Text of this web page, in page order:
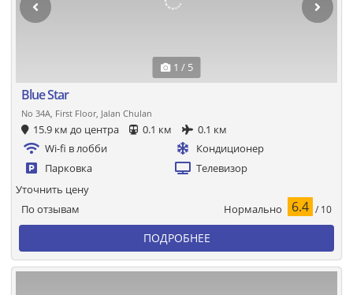
1 / 5
Blue Star
No 34A, First Floor, Jalan Chulan
15.9 км до центра 0.1 км
0.1 км
Wi-fi в лобби
Кондиционер
Парковка
Телевизор
По отзывам Нормально 6.4 / 10
Уточнить цену
ПОДРОБНЕЕ